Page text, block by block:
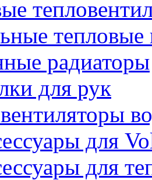
радиаторы
для рук
для
для